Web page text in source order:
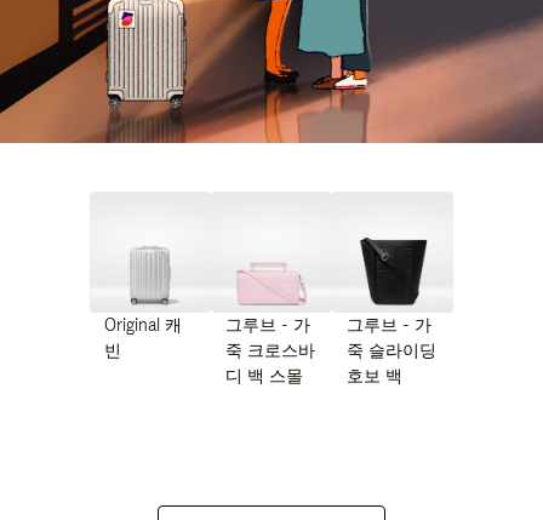
Original 캐
빈
그루브 - 가
죽 크로스바
디 백 스몰
그루브 - 가
죽 슬라이딩
호보 백